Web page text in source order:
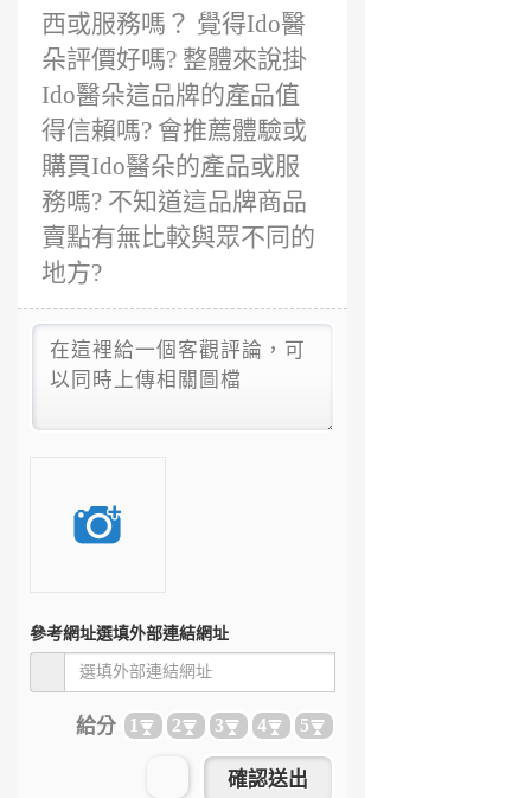
西或服務嗎？ 覺得Ido醫
朵評價好嗎? 整體來說掛
Ido醫朵這品牌的產品值
得信賴嗎? 會推薦體驗或
購買Ido醫朵的產品或服
務嗎? 不知道這品牌商品
賣點有無比較與眾不同的
地方?
參考網址選填外部連結網址
給分 1 2 3 4 5